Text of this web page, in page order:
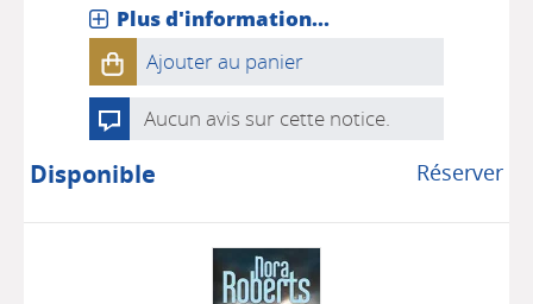
Plus d'information...
Ajouter au panier
Aucun avis sur cette notice.
Réserver
Disponible